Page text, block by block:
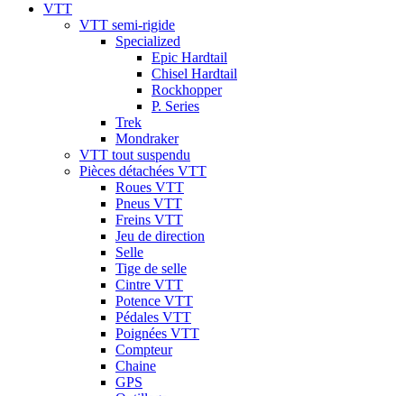
VTT
VTT semi-rigide
Specialized
Epic Hardtail
Chisel Hardtail
Rockhopper
P. Series
Trek
Mondraker
VTT tout suspendu
Pièces détachées VTT
Roues VTT
Pneus VTT
Freins VTT
Jeu de direction
Selle
Tige de selle
Cintre VTT
Potence VTT
Pédales VTT
Poignées VTT
Compteur
Chaine
GPS